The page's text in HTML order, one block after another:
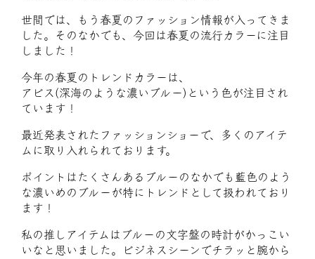
世間では、もう春夏のファッション情報が入ってきま
した。そのなかでも、今回は春夏の流行カラーに注目
しました！
今年の春夏のトレンドカラーは、
アビス(深海のような濃いブルー)という色が注目され
ています！
最近発表されたファッションショーで、多くのアイテ
ムに取り入れられております。
ポイントはたくさんあるブルーのなかでも藍色のよう
な濃いめのブルーが特にトレンドとして扱われており
ます！
私の推しアイテムはブルーの文字盤の時計がかっこい
いなと思いました。ビジネスシーンでチラッと腕から